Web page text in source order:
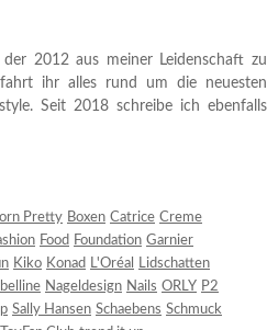
2012 aus meiner Leidenschaft zu
ihr alles rund um die neuesten
Seit 2018 schreibe ich ebenfalls
Pretty Boxen Catrice Creme
Food Foundation Garnier
Kiko Konad L'Oréal
Lidschatten
Nageldesign Nails ORLY P2
Sally Hansen Schaebens Schmuck